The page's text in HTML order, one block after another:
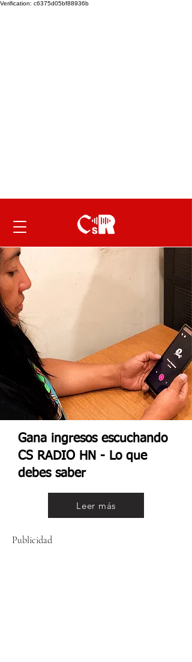
Verification: c6375d05bf88936b
Gana ingresos escuchando
CS RADIO HN - Lo que
debes saber
Leer más
Publicidad